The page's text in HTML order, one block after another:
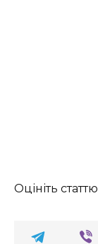
Оцініть статтю